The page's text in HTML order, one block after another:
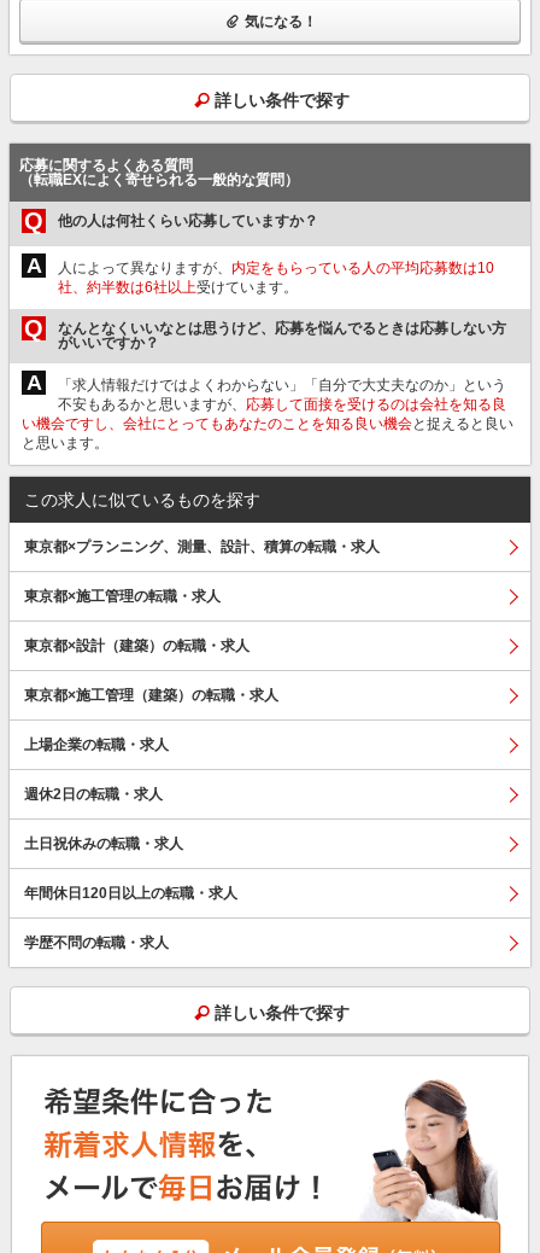
気になる！
詳しい条件で探す
応募に関するよくある質問
（転職EXによく寄せられる一般的な質問）
Q 他の人は何社くらい応募していますか？
A 人によって異なりますが、 内定をもらっている人の平均応募数は10
社、約半数は6社以上受けています。
Q
なんとなくいいなとは思うけど、応募を悩んでるときは応募しない方
がいいですか？
A
「求人情報だけではよくわからない」「自分で大丈夫なのか」という
不安もあるかと思いますが、 応募して面接を受けるのは会社を知る良
い機会ですし、会社にとってもあなたのことを知る良い機会と捉えると良い
と思います。
この求人に似ているものを探す
東京都×プランニング、測量、設計、積算の転職・求人
東京都×施工管理の転職・求人
東京都×設計（建築）の転職・求人
東京都×施工管理（建築）の転職・求人
上場企業の転職・求人
週休2日の転職・求人
土日祝休みの転職・求人
年間休日120日以上の転職・求人
学歴不問の転職・求人
詳しい条件で探す